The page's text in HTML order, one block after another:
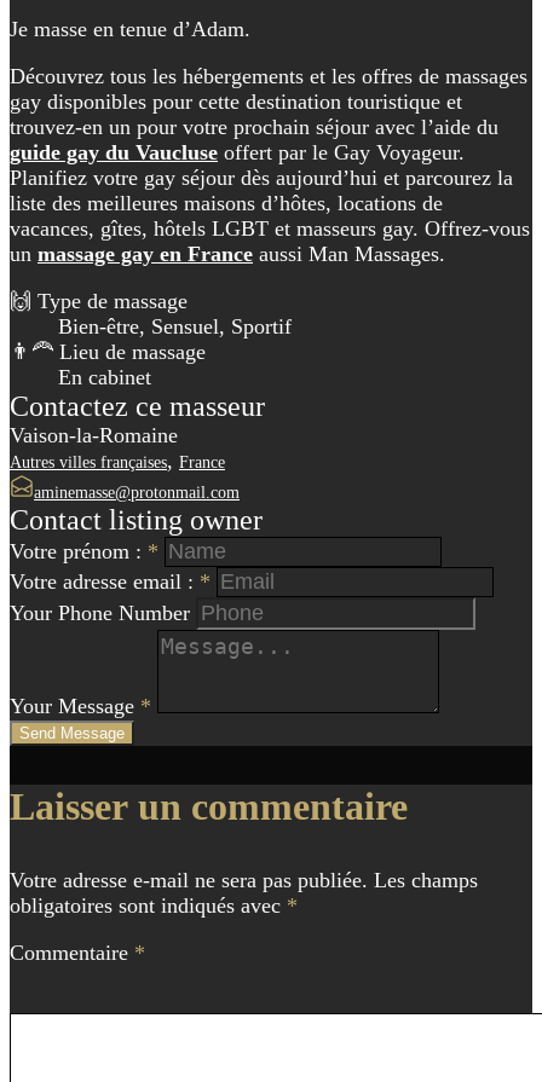
Je masse en tenue d’Adam.
Découvrez tous les hébergements et les offres de massages
gay disponibles pour cette destination touristique et
trouvez-en un pour votre prochain séjour avec l’aide du
guide gay du Vaucluse offert par le Gay Voyageur.
Planifiez votre gay séjour dès aujourd’hui et parcourez la
liste des meilleures maisons d’hôtes, locations de
vacances, gîtes, hôtels LGBT et masseurs gay. Offrez-vous
un massage gay en France aussi Man Massages.
🙌 Type de massage
Bien-être, Sensuel, Sportif
👨‍🦰 Lieu de massage
En cabinet
Contactez ce masseur
Vaison-la-Romaine
Autres villes françaises, France
aminemasse@protonmail.com
Contact listing owner
Votre prénom : *
Votre adresse email : *
Your Phone Number
Your Message *
Send Message
de
Laisser un commentaire
Votre adresse e-mail ne sera pas publiée. Les champs
obligatoires sont indiqués avec *
Commentaire *